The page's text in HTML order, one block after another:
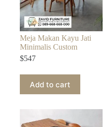
Meja Makan Kayu Jati
Minimalis Custom
$547
Add to cart